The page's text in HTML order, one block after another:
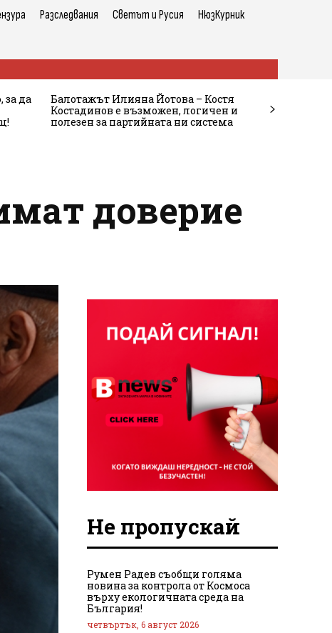
Разследвания Светът и Русия НюзКурник
за да
Балотажът Илияна Йотова – Костя
Костадинов е възможен, логичен и
полезен за партийната ни система
доверие
Не пропускай
Румен Радев съобщи голяма
новина за контрола от Космоса
върху екологичната среда на
България!
четвъртък, 6 август 2026